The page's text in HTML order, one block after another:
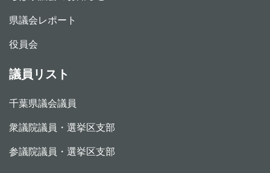
県議会レポート
役員会
議員リスト
千葉県議会議員
衆議院議員・選挙区支部
参議院議員・選挙区支部